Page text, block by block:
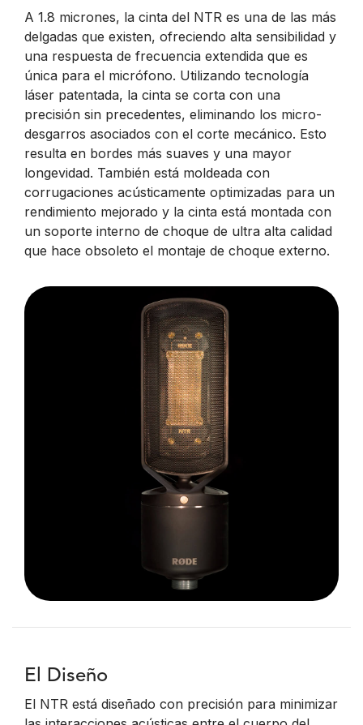
A 1.8 micrones, la cinta del NTR es una de las más
delgadas que existen, ofreciendo alta sensibilidad y
una respuesta de frecuencia extendida que es
única para el micrófono. Utilizando tecnología
láser patentada, la cinta se corta con una
precisión sin precedentes, eliminando los micro-
desgarros asociados con el corte mecánico. Esto
resulta en bordes más suaves y una mayor
longevidad. También está moldeada con
corrugaciones acústicamente optimizadas para un
rendimiento mejorado y la cinta está montada con
un soporte interno de choque de ultra alta calidad
que hace obsoleto el montaje de choque externo.
El Diseño
El NTR está diseñado con precisión para minimizar